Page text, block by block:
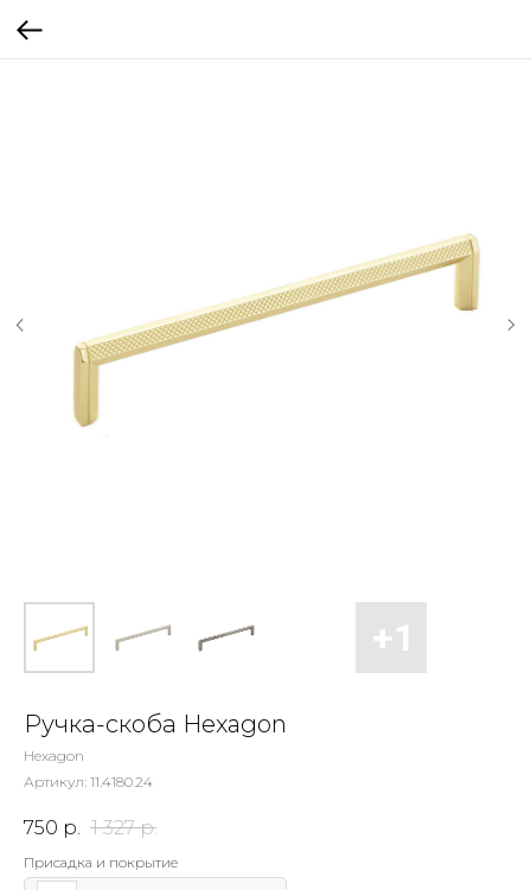
Ручка-скоба Hexagon
Hexagon
Артикул: 11.4180.24
750 р. 1 327 р.
Присадка и покрытие